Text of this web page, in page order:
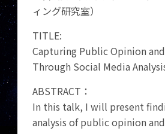
ィング研究室）
TITLE:
Capturing Public Opinion
Through Social Media
ABSTRACT：
In this talk, I will present
analysis of public opinion